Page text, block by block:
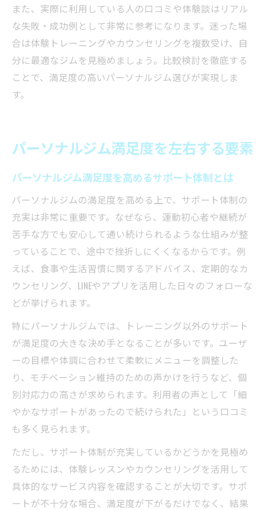
また、実際に利用している人の口コミや体験談はリアル
な失敗・成功例として非常に参考になります。迷った場
合は体験トレーニングやカウンセリングを複数受け、自
分に最適なジムを見極めましょう。比較検討を徹底する
ことで、満足度の高いパーソナルジム選びが実現しま
す。
パーソナルジム満足度を左右する要素
パーソナルジム満足度を高めるサポート体制とは
パーソナルジムの満足度を高める上で、サポート体制の
充実は非常に重要です。なぜなら、運動初心者や継続が
苦手な方でも安心して通い続けられるような仕組みが整
っていることで、途中で挫折しにくくなるからです。例
えば、食事や生活習慣に関するアドバイス、定期的なカ
ウンセリング、LINEやアプリを活用した日々のフォローな
どが挙げられます。
特にパーソナルジムでは、トレーニング以外のサポート
が満足度の大きな決め手となることが多いです。ユーザ
ーの目標や体調に合わせて柔軟にメニューを調整した
り、モチベーション維持のための声かけを行うなど、個
別対応力の高さが求められます。利用者の声として「細
やかなサポートがあったので続けられた」という口コミ
も多く見られます。
ただし、サポート体制が充実しているかどうかを見極め
るためには、体験レッスンやカウンセリングを活用して
具体的なサービス内容を確認することが大切です。サポ
ートが不十分な場合、満足度が下がるだけでなく、結果